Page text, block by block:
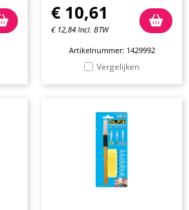
€ 10,61
€ 12,84 Incl. BTW
Artikelnummer: 1429992
Vergelijken